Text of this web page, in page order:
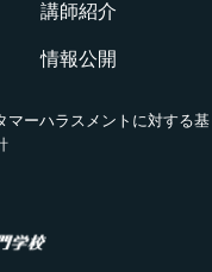
講師紹介
情報公開
マーハラスメントに対する基